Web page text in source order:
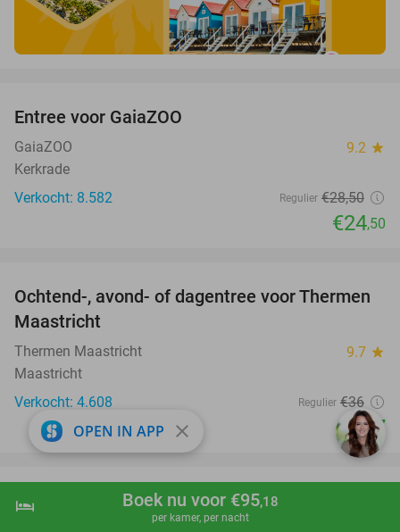
shopping_cart Boek nu
hotel Boek nu voor €95,18
per kamer, per nacht
Entree voor GaiaZOO
GaiaZOO 9.2 star
Kerkrade
Verkocht: 8.582
Regulier €28,50
€24,50
25%
Ochtend-, avond- of dagentree voor Thermen
Maastricht
Thermen Maastricht 9.7 star
Maastricht
Verkocht: 4.608
Regulier €36
€27
favorite_border
Dagdeel suppen of kanoën over de
OPEN IN APP close